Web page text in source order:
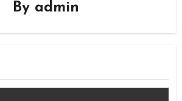
By admin